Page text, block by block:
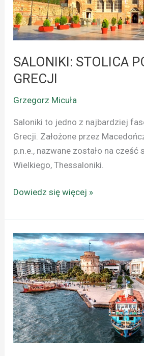
SALONIKI: STOLICA
GRECJI
Grzegorz Micuła
Saloniki to jedno z najbardziej
Grecji. Założone przez
p.n.e., nazwane zostało na cześć
Wielkiego, Thessaloniki.
Dowiedz się więcej »
GRECJA:
SALONIKI
–
BIZANTYJSKA
UCZTA
DLA
DUCHA
I